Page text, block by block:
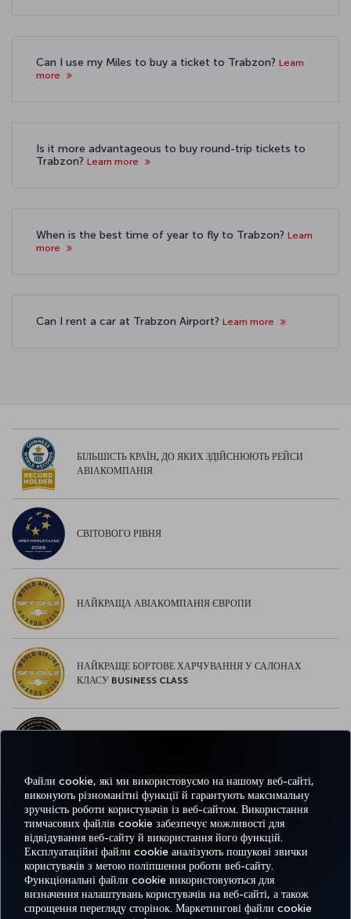
Файли cookie, які ми використовуємо на нашому веб-сайті,
виконують різноманітні функції й гарантують максимальну
зручність роботи користувачів із веб-сайтом. Використання
тимчасових файлів cookie забезпечує можливості для
відвідування веб-сайту й використання його функцій.
Експлуатаційні файли cookie аналізують пошукові звички
користувачів з метою поліпшення роботи веб-сайту.
Функціональні файли cookie використовуються для
визначення налаштувань користувачів на веб-сайті, а також
спрощення перегляду сторінок. Маркетингові файли cookie
Can I use my Miles to buy a ticket to Trabzon? Learn
more
Is it more advantageous to buy round-trip tickets to
Trabzon? Learn more
When is the best time of year to fly to Trabzon? Learn
more
Can I rent a car at Trabzon Airport? Learn more
БІЛЬШІСТЬ КРАЇН, ДО ЯКИХ ЗДІЙСНЮЮТЬ РЕЙСИ
АВІАКОМПАНІЯ
СВІТОВОГО РІВНЯ
НАЙКРАЩА АВІАКОМПАНІЯ ЄВРОПИ
НАЙКРАЩЕ БОРТОВЕ ХАРЧУВАННЯ У САЛОНАХ
КЛАСУ BUSINESS CLASS
НАЙКРАЩИЙ WI-FI У ЄВРОПІ
Facebook
TwitterInstagram
YouTubeLinkedIn
TiktokБлогPinterest